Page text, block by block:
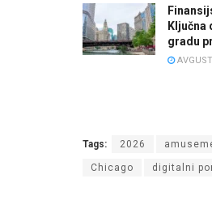
gradu
Tags: 2026
Chicago digitalni